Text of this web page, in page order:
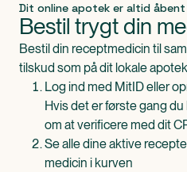
Dit online apotek er altid åbent
Bestil trygt din
Bestil din receptmedicin til
tilskud som på dit lokale
Log ind med MitID eller
Hvis det er første gang
om at verificere med dit
Se alle dine aktive
medicin i kurven